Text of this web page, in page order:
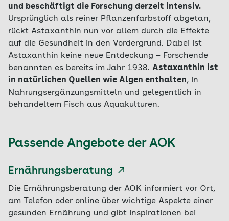
und beschäftigt die Forschung derzeit intensiv.
Ursprünglich als reiner Pflanzenfarbstoff abgetan,
rückt Astaxanthin nun vor allem durch die Effekte
auf die Gesundheit in den Vordergrund. Dabei ist
Astaxanthin keine neue Entdeckung – Forschende
benannten es bereits im Jahr 1938. Astaxanthin ist
in natürlichen Quellen wie Algen enthalten, in
Nahrungsergänzungsmitteln und gelegentlich in
behandeltem Fisch aus Aquakulturen.
Passende Angebote der AOK
Ernährungsberatung
Die Ernährungsberatung der AOK informiert vor Ort,
am Telefon oder online über wichtige Aspekte einer
gesunden Ernährung und gibt Inspirationen bei